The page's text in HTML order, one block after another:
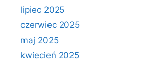
lipiec 2025
czerwiec 2025
maj 2025
kwiecień 2025